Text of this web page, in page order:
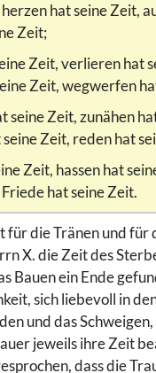
hat seine Zeit,
Zeit;
Zeit, verlieren hat
Zeit, wegwerfen
seine Zeit, zunähen
Zeit, reden hat
Zeit, hassen hat
hat seine Zeit.
für die Tränen und für
X. die Zeit des
Bauen ein Ende
sich liebevoll in
und das
jeweils ihre Zeit
dass die